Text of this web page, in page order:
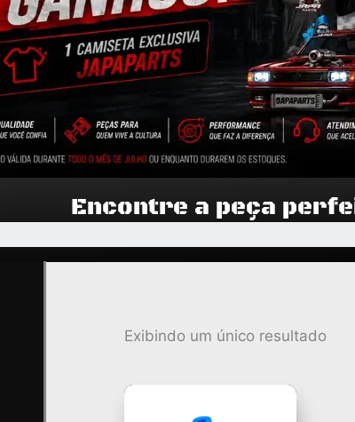
Encontre a peça
Exibindo um único resultado